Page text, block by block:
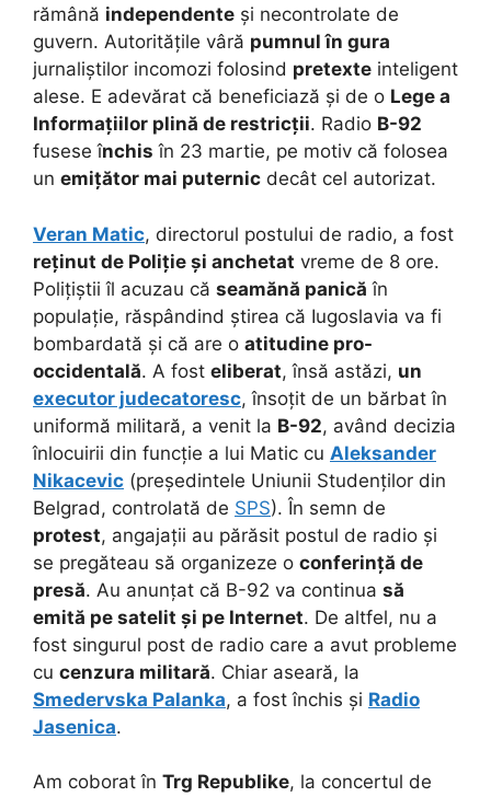
rămână independente și necontrolate de
guvern. Autoritățile vâră pumnul în gura
jurnaliștilor incomozi folosind pretexte inteligent
alese. E adevărat că beneficiază și de o Lege a
Informațiilor plină de restricții. Radio B-92
fusese închis în 23 martie, pe motiv că folosea
un emițător mai puternic decât cel autorizat.
Veran Matic, directorul postului de radio, a fost
reținut de Poliție și anchetat vreme de 8 ore.
Polițiștii îl acuzau că seamănă panică în
populație, răspândind știrea că Iugoslavia va fi
bombardată și că are o atitudine pro-
occidentală. A fost eliberat, însă astăzi, un
executor judecatoresc, însoțit de un bărbat în
uniformă militară, a venit la B-92, având decizia
înlocuirii din funcție a lui Matic cu Aleksander
Nikacevic (președintele Uniunii Studenților din
Belgrad, controlată de SPS). În semn de
protest, angajații au părăsit postul de radio și
se pregăteau să organizeze o conferință de
presă. Au anunțat că B-92 va continua să
emită pe satelit și pe Internet. De altfel, nu a
fost singurul post de radio care a avut probleme
cu cenzura militară. Chiar aseară, la
Smedervska Palanka, a fost închis și Radio
Jasenica.
Am coborat în Trg Republike, la concertul de